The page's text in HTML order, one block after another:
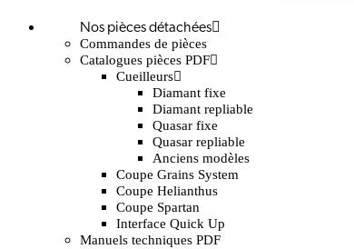
Nos pièces détachées
Commandes de pièces
Catalogues pièces PDF
Cueilleurs
Diamant fixe
Diamant repliable
Quasar fixe
Quasar repliable
Anciens modèles
Coupe Grains System
Coupe Helianthus
Coupe Spartan
Interface Quick Up
Manuels techniques PDF